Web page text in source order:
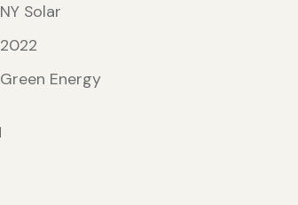
NY Solar
2022
Green Energy